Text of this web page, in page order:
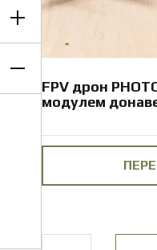
FPV дрон
модулем